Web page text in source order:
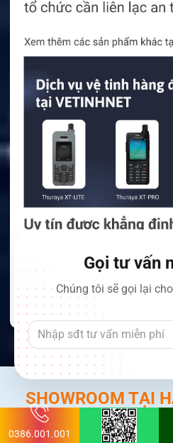
SHOWROOM TẠI
MINH - VĂN
Gọi tư vấn
Chúng tôi sẽ gọi lại
0386.001.001